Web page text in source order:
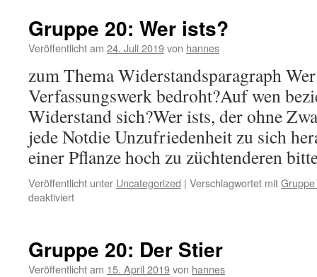
non
olet“
Gruppe 20: Wer ists?
Veröffentlicht am 24. Juli 2019von hannes
zum Thema Widerstandsparagraph
Verfassungswerk bedroht?Auf wen
Widerstand sich?Wer ists, der ohne
jede Notdie Unzufriedenheit zu sich
einer Pflanze hoch zu züchtenderen
Veröffentlicht unter Uncategorized | Verschlagwortet mit
deaktiviertfür
ists?
Gruppe 20: Der Stier
Veröffentlicht am 15. April 2019von hannes